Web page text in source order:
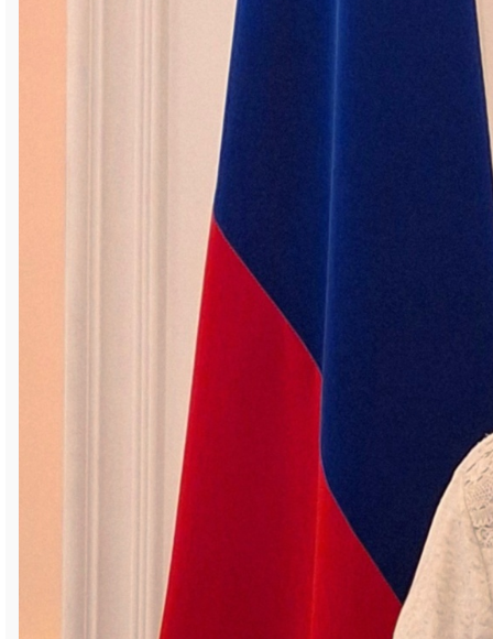
традиция чествования многодетных
семей и трудовых династий, и символично,
что это происходит в Год семьи.
— Именно в семье с детства
воспитывается уважение к труду,
формируется интерес к профессии и
любовь к Родине, — отметил глава региона
и поздравил южноуральцев с
заслуженными наградами.
В этот день знака отличия были
удостоены три многодетные семьи и 16
трудовых династий, в число которых
Общий стаж работы семьи Шумилиных на
«Магнезите» — 106 лет. Основатель
династии — Владимир Викторович — 46
лет трудился в цехе магнезитовых
порошков № 3. В разные годы был
электриком, начальником газоочистки,
начальником печного отделения,
начальником смены. Неоднократно
поощрялся за свои рацпредложения.